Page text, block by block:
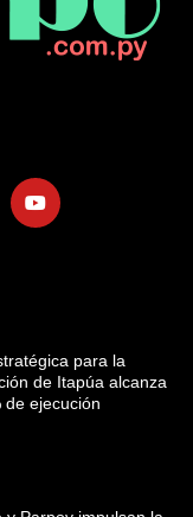
para la
de Itapúa alcanza
de ejecución